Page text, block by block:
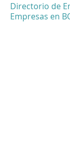
Directorio de
Empresas en